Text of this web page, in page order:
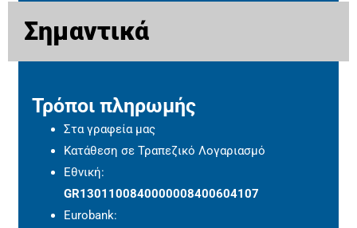
Σημαντικά
Τρόποι πληρωμής
Στα γραφεία μας
Κατάθεση σε Τραπεζικό Λογαριασμό
Εθνική:
GR1301100840000008400604107
Eurobank: